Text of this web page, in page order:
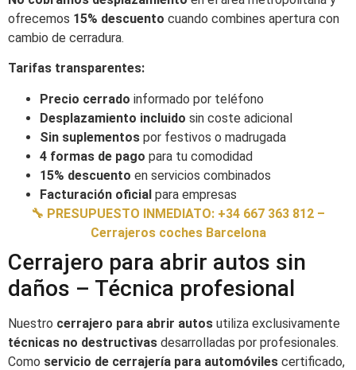
ofrecemos 15% descuento cuando combines apertura con
cambio de cerradura.
Tarifas transparentes:
Precio cerrado informado por teléfono
Desplazamiento incluido sin coste adicional
Sin suplementos por festivos o madrugada
4 formas de pago para tu comodidad
15% descuento en servicios combinados
Facturación oficial para empresas
🔧 PRESUPUESTO INMEDIATO: +34 667 363 812 –
Cerrajeros coches Barcelona
Cerrajero para abrir autos sin
daños – Técnica profesional
Nuestro cerrajero para abrir autos utiliza exclusivamente
técnicas no destructivas desarrolladas por profesionales.
Como servicio de cerrajería para automóviles certificado,